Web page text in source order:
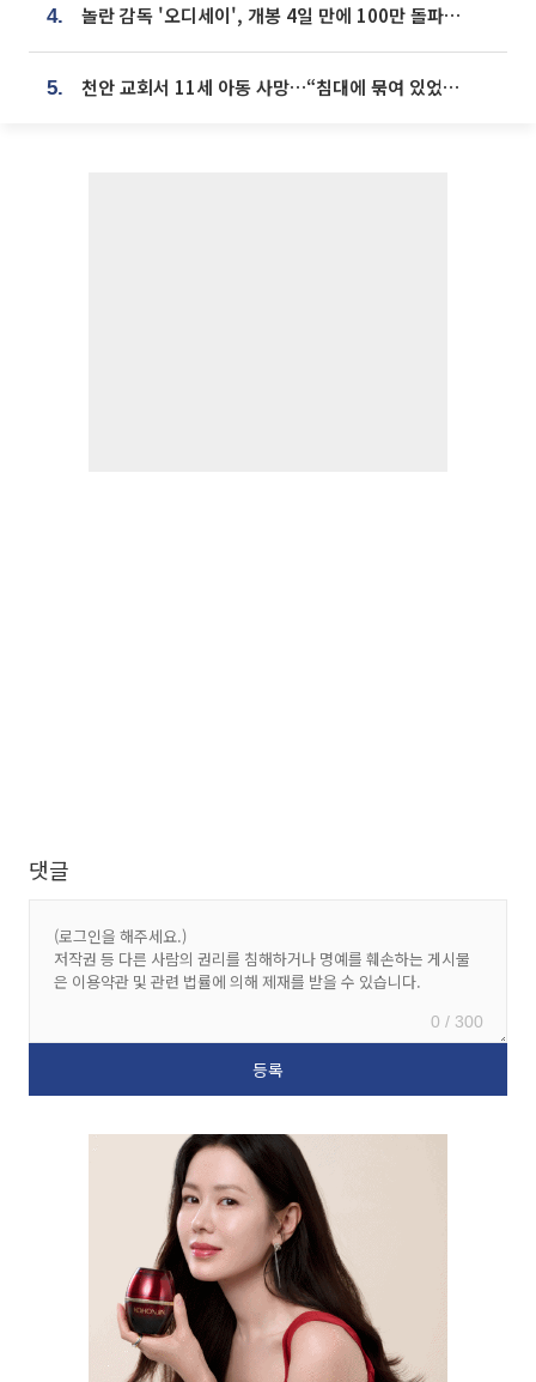
4. 놀란 감독 '오디세이', 개봉 4일 만에 100만 돌파⋯'왕사남' 보다 빠르다
5. 천안 교회서 11세 아동 사망…“침대에 묶여 있었다” 진술 확보
댓글
0 / 300